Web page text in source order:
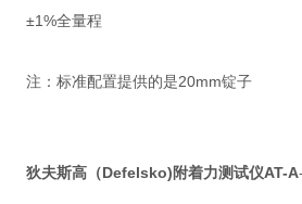
±1%全量程
注：标准配置提供的是20mm锭子
狄夫斯高（Defelsko)附着力测试仪AT-A